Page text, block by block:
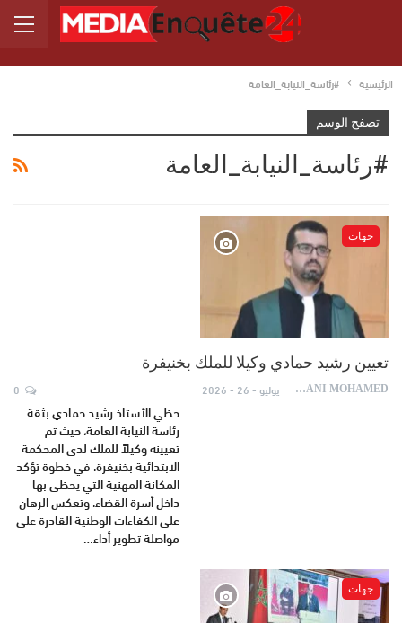
الرئيسية #رئاسة_النيابة_العامة
تصفح الوسم
#رئاسة_النيابة_العامة
جهات
تعيين رشيد حمادي وكيلا للملك بخنيفرة
AYDANI MOHAMED يوليو - 26 - 2026
حظي الأستاذ رشيد حمادي بثقة
رئاسة النيابة العامة، حيث تم
تعيينه وكيلاً للملك لدى المحكمة
الابتدائية بخنيفرة، في خطوة تؤكد
المكانة المهنية التي يحظى بها
داخل أسرة القضاء، وتعكس الرهان
على الكفاءات الوطنية القادرة على
مواصلة تطوير أداء…
جهات